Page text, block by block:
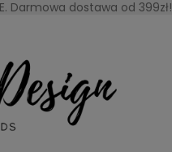
Darmowa dostawa od 399zł!